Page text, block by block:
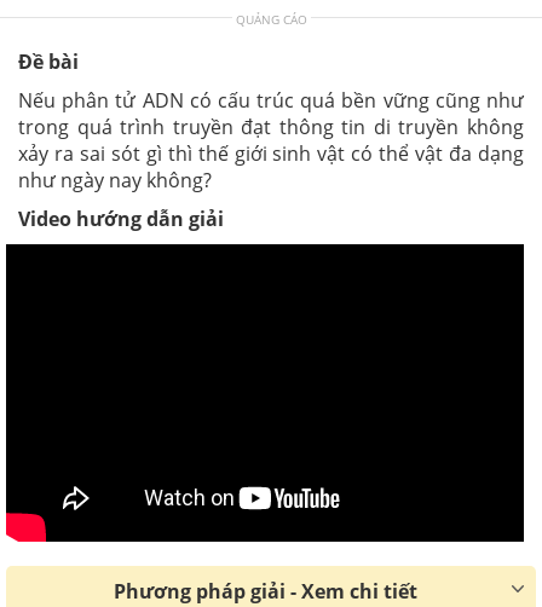
QUẢNG CÁO
Đề bài
Nếu phân tử ADN có cấu trúc quá bền vững cũng như
trong quá trình truyền đạt thông tin di truyền không
xảy ra sai sót gì thì thế giới sinh vật có thể vật đa dạng
như ngày nay không?
Video hướng dẫn giải
Phương pháp giải - Xem chi tiết